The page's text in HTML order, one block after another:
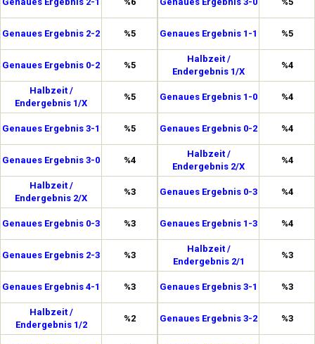
Genaues Ergebnis 2-2 %5
Genaues Ergebnis 0-2 %5
Halbzeit /
Endergebnis 1/X
%5
Genaues Ergebnis 3-1 %5
Genaues Ergebnis 3-0 %4
Halbzeit /
Endergebnis 2/X
%3
Genaues Ergebnis 0-3 %3
Genaues Ergebnis 2-3 %3
Genaues Ergebnis 4-1 %3
Halbzeit /
Endergebnis 1/2
%2
Genaues Ergebnis 1-1 %5
Halbzeit /
Endergebnis 1/X
%4
Genaues Ergebnis 1-0 %4
Genaues Ergebnis 0-2 %4
Halbzeit /
Endergebnis 2/X
%4
Genaues Ergebnis 0-3 %4
Genaues Ergebnis 1-3 %4
Halbzeit /
Endergebnis 2/1
%3
Genaues Ergebnis 3-1 %3
Genaues Ergebnis 3-2 %3